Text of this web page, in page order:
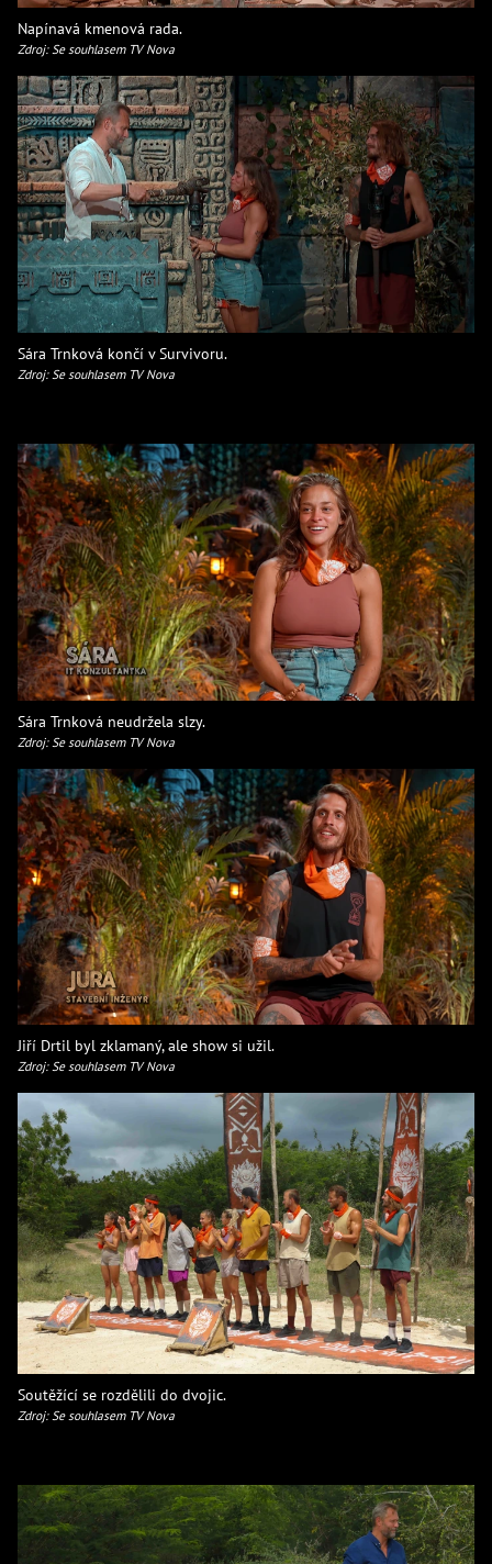
Napínavá kmenová rada.
Zdroj: Se souhlasem TV Nova
Sára Trnková končí v Survivoru.
Zdroj: Se souhlasem TV Nova
Sára Trnková neudržela slzy.
Zdroj: Se souhlasem TV Nova
Jiří Drtil byl zklamaný, ale show si užil.
Zdroj: Se souhlasem TV Nova
Soutěžící se rozdělili do dvojic.
Zdroj: Se souhlasem TV Nova